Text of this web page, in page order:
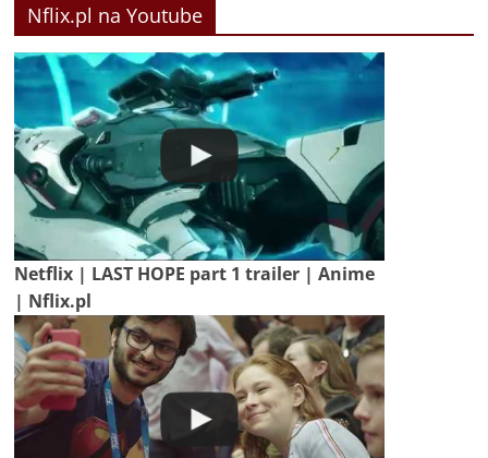
Nflix.pl na Youtube
Netflix | LAST HOPE part 1 trailer | Anime
| Nflix.pl